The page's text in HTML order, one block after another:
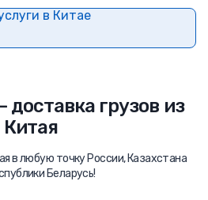
в Китае
доставка грузов из
Китая
в любую точку России, Казахстана
Беларусь!